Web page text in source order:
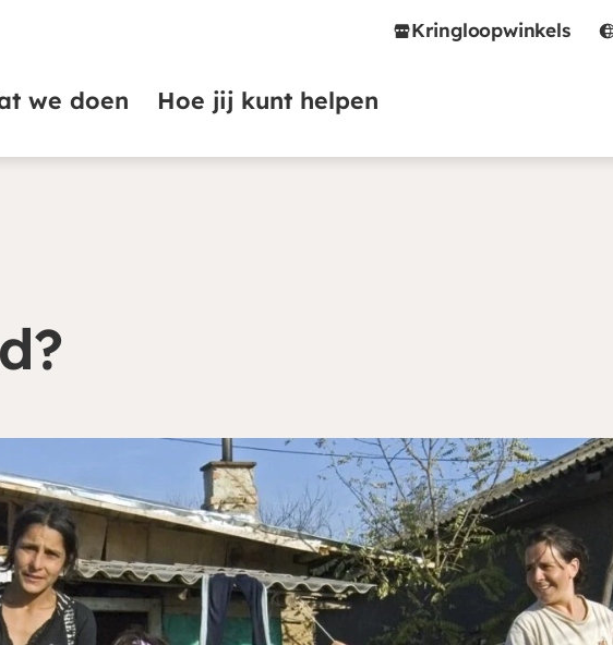
Kringloopwinkels
we doen Hoe jij kunt helpen
via onze website. Ga naar de donatiepagina en kies het thema of
schenken biedt ook belastingvoordeel.